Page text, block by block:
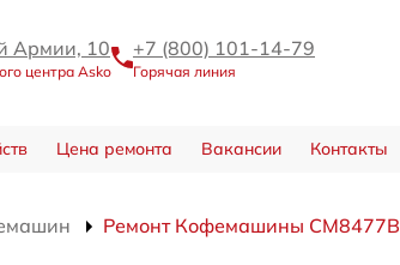
Армии, 10
центра Asko
+7 (800) 101-14-79
Горячая линия
Цена ремонта Вакансии Контакты
Ремонт Кофемашины CM8477B